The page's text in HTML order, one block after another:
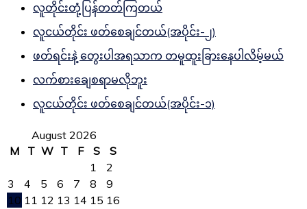
လူတိုင်းတုံ့ပြန်တတ်ကြတယ်
လူငယ်တိုင်း ဖတ်စေချင်တယ်(အပိုင်း-၂)
ဖတ်ရင်းနဲ့ တွေးပါအရသာက တမူထူးခြားနေပါလိမ့်မယ်
လက်စားချေစရာမလိုဘူး
လူငယ်တိုင်း ဖတ်စေချင်တယ်(အပိုင်း-၁)
August 2026
M
T W T F S
S
1
2
3
4 5 6 7 8
9
10 11 12 13 14 15 16